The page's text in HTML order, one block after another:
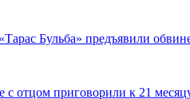
Бульба» предъявили
с отцом приговорили к 21